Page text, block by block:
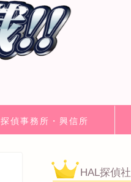
探偵事務所・興信所
HAL探偵社